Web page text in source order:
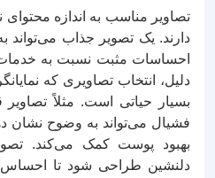
تصاویر مناسب به اندازه
دارند. یک تصویر جذاب
احساسات مثبت نسبت به
دلیل، انتخاب تصاویری که
بسیار حیاتی است. مثلاً
فشیال می‌تواند به وضوح نشان
بهبود پوست کمک می‌کند.
دلنشین طراحی شود تا احساس